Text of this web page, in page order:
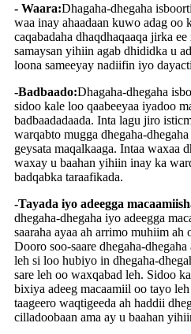
- Waara:Dhagaha-dhegaha
waa inay ahaadaan kuwo adag oo
caqabadaha dhaqdhaqaaqa jirka
samaysan yihiin agab dhididka u
loona sameeyay nadiifin iyo
-Badbaado:Dhagaha-dhegaha
sidoo kale loo qaabeeyaa iyadoo
badbaadadaada. Inta lagu jiro
warqabto mugga dhegaha-
geysata maqalkaaga. Intaa waxaa
waxay u baahan yihiin inay ka
badqabka taraafikada.
-Tayada iyo adeegga
dhegaha-dhegaha iyo adeegga
saaraha ayaa ah arrimo muhiim
Dooro soo-saare dhegaha-
leh si loo hubiyo in dhegaha-
sare leh oo waxqabad leh. Sidoo
bixiya adeeg macaamiil oo tayo
taageero waqtigeeda ah haddii
cilladoobaan ama ay u baahan